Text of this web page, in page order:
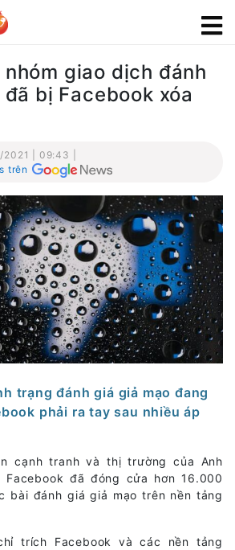
giao dịch đánh
bị Facebook xóa
| 09:43 |
trên
trạng đánh giá giả mạo đang
phải ra tay sau nhiều áp
cạnh tranh và thị trường của Anh
đã đóng cửa hơn 16.000
bài đánh giá giả mạo trên nền tảng
trích Facebook và các nền tảng